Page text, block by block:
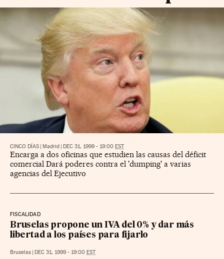
CINCO DÍAS | Madrid | DEC 31, 1999 - 19:00 EST
Encarga a dos oficinas que estudien las causas del déficit
comercial Dará poderes contra el 'dumping' a varias
agencias del Ejecutivo
FISCALIDAD
Bruselas propone un IVA del 0% y dar más
libertad a los países para fijarlo
Bruselas | DEC 31, 1999 - 19:00 EST